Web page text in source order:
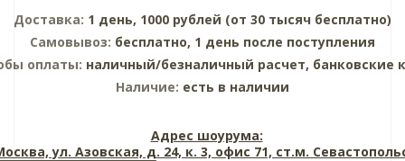
Доставка: 1 день, 1000 рублей (от 30 тысяч бесплатно)
Самовывоз: бесплатно, 1 день после поступления
оплаты: наличный/безналичный расчет, банковские
Наличие: есть в наличии
Адрес шоурума:
ул. Азовская, д. 24, к. 3, офис 71, ст.м.